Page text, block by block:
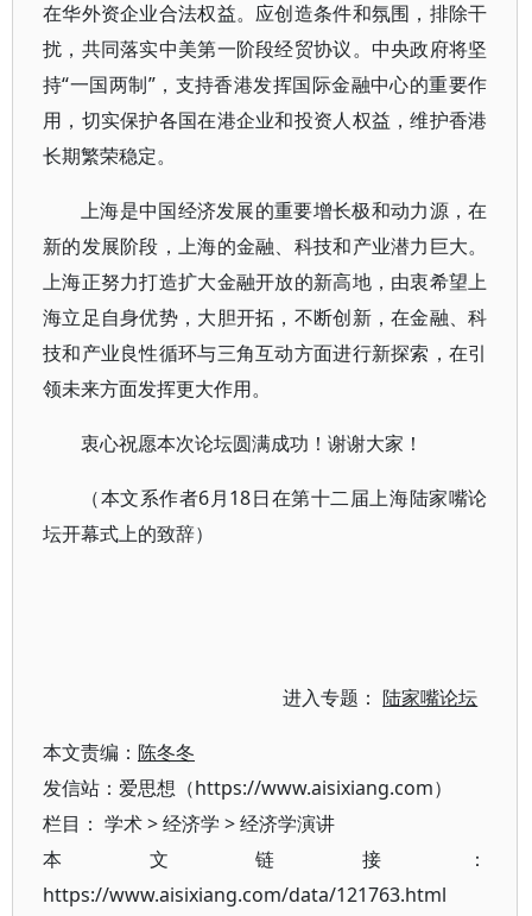
在华外资企业合法权益。应创造条件和氛围，排除干
扰，共同落实中美第一阶段经贸协议。中央政府将坚
持“一国两制”，支持香港发挥国际金融中心的重要作
用，切实保护各国在港企业和投资人权益，维护香港
长期繁荣稳定。
上海是中国经济发展的重要增长极和动力源，在
新的发展阶段，上海的金融、科技和产业潜力巨大。
上海正努力打造扩大金融开放的新高地，由衷希望上
海立足自身优势，大胆开拓，不断创新，在金融、科
技和产业良性循环与三角互动方面进行新探索，在引
领未来方面发挥更大作用。
衷心祝愿本次论坛圆满成功！谢谢大家！
（本文系作者6月18日在第十二届上海陆家嘴论
坛开幕式上的致辞）
进入专题：陆家嘴论坛
本文责编： 陈冬冬
发信站：爱思想（https://www.aisixiang.com）
栏目： 学术>经济学 >经济学演讲
本文链接：
https://www.aisixiang.com/data/121763.html